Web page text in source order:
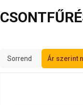
Sorrend Ár szerint